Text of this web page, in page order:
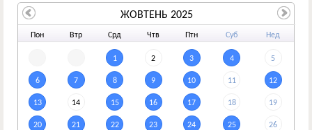
Пон Втр Срд Чтв Птн Суб Нед
1 2 3 4 5
6 7 8 9 10 11 12
13 14 15 16 17 18 19
20 21 22 23 24 25 26
ЖОВТЕНЬ 2025